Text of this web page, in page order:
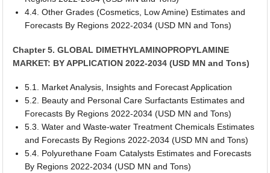
4.4. Other Grades (Cosmetics, Low Amine) Estimates and
Forecasts By Regions 2022-2034 (USD MN and Tons)
Chapter 5. GLOBAL DIMETHYLAMINOPROPYLAMINE
MARKET: BY APPLICATION 2022-2034 (USD MN and Tons)
5.1. Market Analysis, Insights and Forecast Application
5.2. Beauty and Personal Care Surfactants Estimates and
Forecasts By Regions 2022-2034 (USD MN and Tons)
5.3. Water and Waste-water Treatment Chemicals Estimates
and Forecasts By Regions 2022-2034 (USD MN and Tons)
5.4. Polyurethane Foam Catalysts Estimates and Forecasts
By Regions 2022-2034 (USD MN and Tons)